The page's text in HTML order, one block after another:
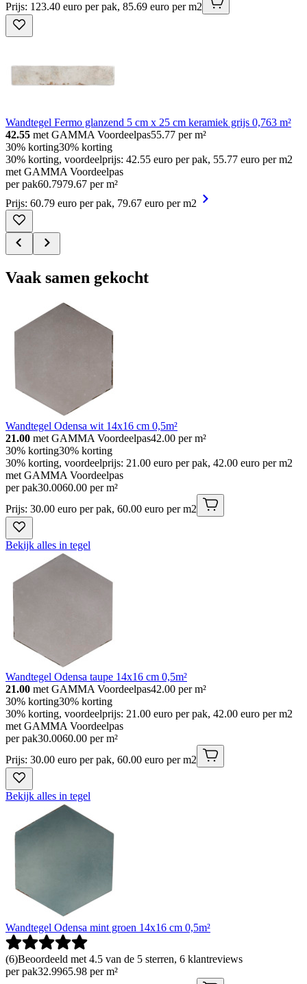
Prijs: 123.40 euro per pak, 85.69 euro per m2
Wandtegel Fermo glanzend 5 cm x 25 cm keramiek grijs 0,763 m²
42.55 met GAMMA Voordeelpas55.77 per m²
30% korting30% korting
30% korting, voordeelprijs: 42.55 euro per pak, 55.77 euro per m2
met GAMMA Voordeelpas
per pak60.7979.67 per m²
Prijs: 60.79 euro per pak, 79.67 euro per m2
Vaak samen gekocht
Wandtegel Odensa wit 14x16 cm 0,5m²
21.00 met GAMMA Voordeelpas42.00 per m²
30% korting30% korting
30% korting, voordeelprijs: 21.00 euro per pak, 42.00 euro per m2
met GAMMA Voordeelpas
per pak30.0060.00 per m²
Prijs: 30.00 euro per pak, 60.00 euro per m2
Bekijk alles in tegel
Wandtegel Odensa taupe 14x16 cm 0,5m²
21.00 met GAMMA Voordeelpas42.00 per m²
30% korting30% korting
30% korting, voordeelprijs: 21.00 euro per pak, 42.00 euro per m2
met GAMMA Voordeelpas
per pak30.0060.00 per m²
Prijs: 30.00 euro per pak, 60.00 euro per m2
Bekijk alles in tegel
Wandtegel Odensa mint groen 14x16 cm 0,5m²
(6)Beoordeeld met 4.5 van de 5 sterren, 6 klantreviews
per pak32.9965.98 per m²